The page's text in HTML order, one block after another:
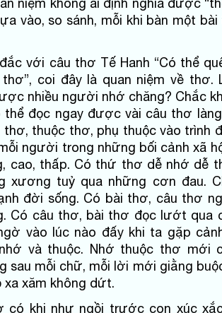
vào, so sánh, mỗi khi bàn một bài
với câu thơ Tế Hanh “Có thể
coi đây là quan niệm về thơ.
nhiều người nhớ chăng? Chắc
đọc ngay được vài câu thơ
thuộc thơ, phụ thuộc vào trình
người trong những bối cảnh xã
cao, thấp. Có thứ thơ dễ nhớ dễ
xương tuỷ qua những cơn đau.
đời sống. Có bài thơ, câu thơ
Có câu thơ, bài thơ đọc lướt qua
vào lúc nào đấy khi ta gặp
và thuộc. Nhớ thuộc thơ mới
sau mỗi chữ, mỗi lời mới giằng
xăm không dứt.
khi như ngồi trước con xúc